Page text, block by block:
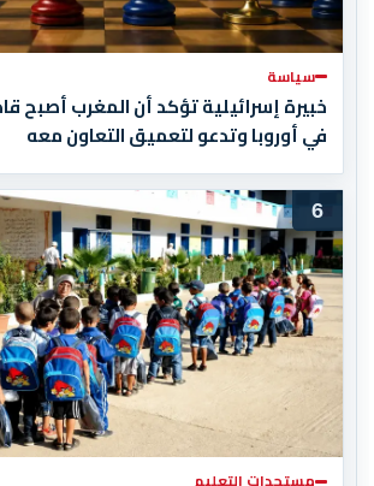
سياسة
خبيرة إسرائيلية تؤكد أن المغرب أصبح
في أوروبا وتدعو لتعميق التعاون معه
6